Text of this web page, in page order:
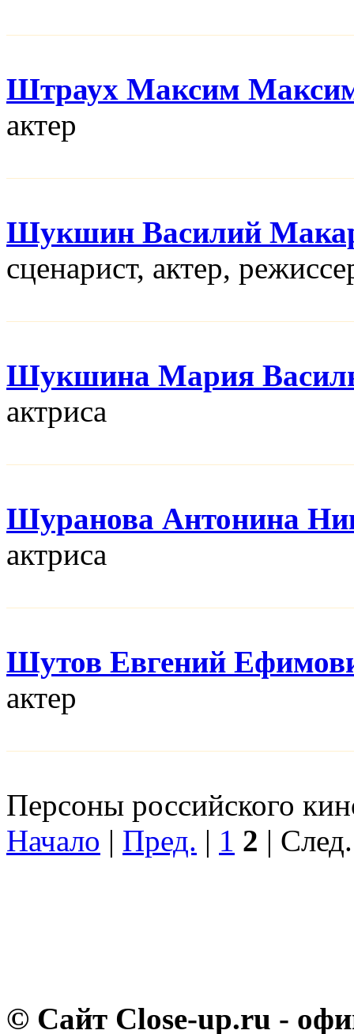
Штраух Максим
актер
Шукшин Василий
сценарист, актер,
Шукшина Мария
актриса
Шуранова Антонина
актриса
Шутов Евгений
актер
Персоны российского
Начало | Пред. | 1 2 |
© Сайт Close-up.ru -